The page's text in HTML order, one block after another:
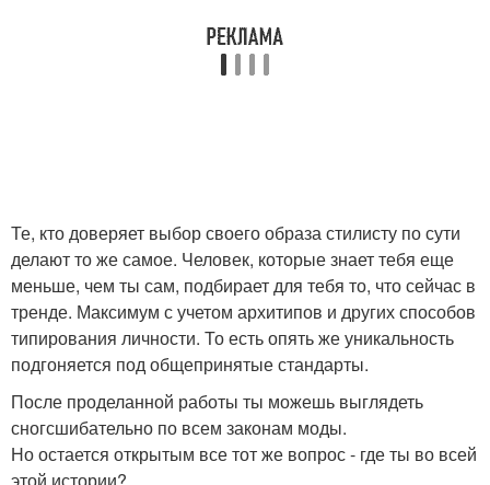
Те, кто доверяет выбор своего образа стилисту по сути
делают то же самое. Человек, которые знает тебя еще
меньше, чем ты сам, подбирает для тебя то, что сейчас в
тренде. Максимум с учетом архитипов и других способов
типирования личности. То есть опять же уникальность
подгоняется под общепринятые стандарты.
После проделанной работы ты можешь выглядеть
сногсшибательно по всем законам моды.
Но остается открытым все тот же вопрос - где ты во всей
этой истории?